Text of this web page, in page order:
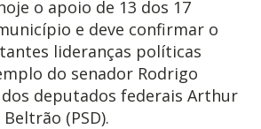
o apoio de 13 dos 17
e deve confirmar o
lideranças políticas
do senador Rodrigo
dos deputados federais Arthur
(PSD).